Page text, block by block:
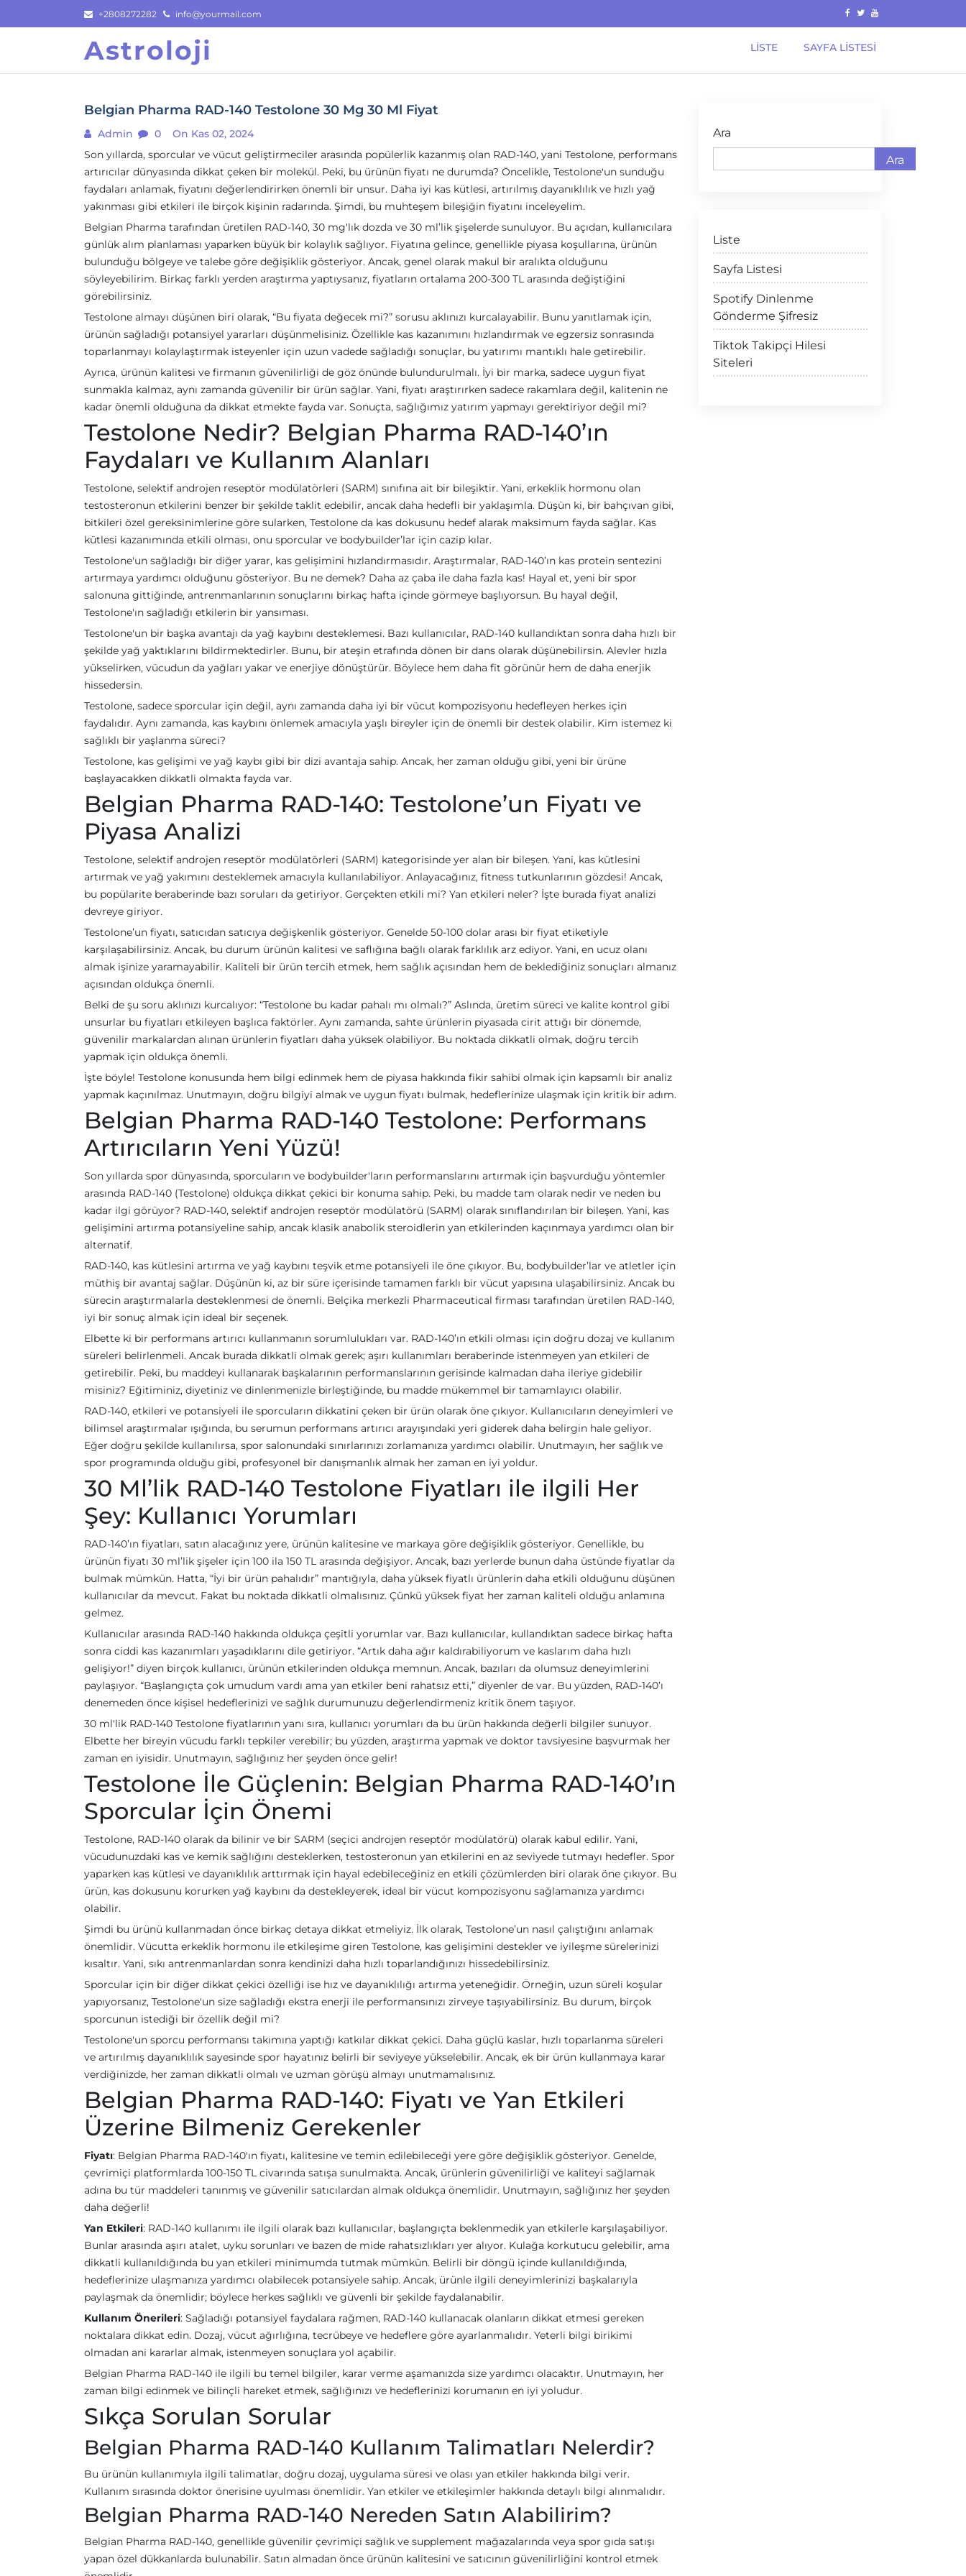
to
+2808272282 info@yourmail.com
Astroloji LISTE SAYFA LISTESI
Belgian Pharma RAD-140 Testolone 30 Mg 30 Ml Fiyat
Admin 0
On Kas 02, 2024
Son yıllarda, sporcular ve vücut geliştirmeciler arasında popülerlik kazanmış olan RAD-140, yani Testolone, performans
artırıcılar dünyasında dikkat çeken bir molekül. Peki, bu ürünün fiyatı ne durumda? Öncelikle, Testolone'un sunduğu
faydaları anlamak, fiyatını değerlendirirken önemli bir unsur. Daha iyi kas kütlesi, artırılmış dayanıklılık ve hızlı yağ
yakınması gibi etkileri ile birçok kişinin radarında. Şimdi, bu muhteşem bileşiğin fiyatını inceleyelim.
Belgian Pharma tarafından üretilen RAD-140, 30 mg'lık dozda ve 30 ml’lik şişelerde sunuluyor. Bu açıdan, kullanıcılara
günlük alım planlaması yaparken büyük bir kolaylık sağlıyor. Fiyatına gelince, genellikle piyasa koşullarına, ürünün
bulunduğu bölgeye ve talebe göre değişiklik gösteriyor. Ancak, genel olarak makul bir aralıkta olduğunu
söyleyebilirim. Birkaç farklı yerden araştırma yaptıysanız, fiyatların ortalama 200-300 TL arasında değiştiğini
görebilirsiniz.
Testolone almayı düşünen biri olarak, “Bu fiyata değecek mi?” sorusu aklınızı kurcalayabilir. Bunu yanıtlamak için,
ürünün sağladığı potansiyel yararları düşünmelisiniz. Özellikle kas kazanımını hızlandırmak ve egzersiz sonrasında
toparlanmayı kolaylaştırmak isteyenler için uzun vadede sağladığı sonuçlar, bu yatırımı mantıklı hale getirebilir.
Ayrıca, ürünün kalitesi ve firmanın güvenilirliği de göz önünde bulundurulmalı. İyi bir marka, sadece uygun fiyat
sunmakla kalmaz, aynı zamanda güvenilir bir ürün sağlar. Yani, fiyatı araştırırken sadece rakamlara değil, kalitenin ne
kadar önemli olduğuna da dikkat etmekte fayda var. Sonuçta, sağlığımız yatırım yapmayı gerektiriyor değil mi?
Testolone Nedir? Belgian Pharma RAD-140’ın
Faydaları ve Kullanım Alanları
Testolone, selektif androjen reseptör modülatörleri (SARM) sınıfına ait bir bileşiktir. Yani, erkeklik hormonu olan
testosteronun etkilerini benzer bir şekilde taklit edebilir, ancak daha hedefli bir yaklaşımla. Düşün ki, bir bahçıvan gibi,
bitkileri özel gereksinimlerine göre sularken, Testolone da kas dokusunu hedef alarak maksimum fayda sağlar. Kas
kütlesi kazanımında etkili olması, onu sporcular ve bodybuilder’lar için cazip kılar.
Testolone'un sağladığı bir diğer yarar, kas gelişimini hızlandırmasıdır. Araştırmalar, RAD-140’ın kas protein sentezini
artırmaya yardımcı olduğunu gösteriyor. Bu ne demek? Daha az çaba ile daha fazla kas! Hayal et, yeni bir spor
salonuna gittiğinde, antrenmanlarının sonuçlarını birkaç hafta içinde görmeye başlıyorsun. Bu hayal değil,
Testolone'ın sağladığı etkilerin bir yansıması.
Testolone'un bir başka avantajı da yağ kaybını desteklemesi. Bazı kullanıcılar, RAD-140 kullandıktan sonra daha hızlı bir
şekilde yağ yaktıklarını bildirmektedirler. Bunu, bir ateşin etrafında dönen bir dans olarak düşünebilirsin. Alevler hızla
yükselirken, vücudun da yağları yakar ve enerjiye dönüştürür. Böylece hem daha fit görünür hem de daha enerjik
hissedersin.
Testolone, sadece sporcular için değil, aynı zamanda daha iyi bir vücut kompozisyonu hedefleyen herkes için
faydalıdır. Aynı zamanda, kas kaybını önlemek amacıyla yaşlı bireyler için de önemli bir destek olabilir. Kim istemez ki
sağlıklı bir yaşlanma süreci?
Testolone, kas gelişimi ve yağ kaybı gibi bir dizi avantaja sahip. Ancak, her zaman olduğu gibi, yeni bir ürüne
başlayacakken dikkatli olmakta fayda var.
Belgian Pharma RAD-140: Testolone’un Fiyatı ve
Piyasa Analizi
Testolone, selektif androjen reseptör modülatörleri (SARM) kategorisinde yer alan bir bileşen. Yani, kas kütlesini
artırmak ve yağ yakımını desteklemek amacıyla kullanılabiliyor. Anlayacağınız, fitness tutkunlarının gözdesi! Ancak,
bu popülarite beraberinde bazı soruları da getiriyor. Gerçekten etkili mi? Yan etkileri neler? İşte burada fiyat analizi
devreye giriyor.
Testolone’un fiyatı, satıcıdan satıcıya değişkenlik gösteriyor. Genelde 50-100 dolar arası bir fiyat etiketiyle
karşılaşabilirsiniz. Ancak, bu durum ürünün kalitesi ve saflığına bağlı olarak farklılık arz ediyor. Yani, en ucuz olanı
almak işinize yaramayabilir. Kaliteli bir ürün tercih etmek, hem sağlık açısından hem de beklediğiniz sonuçları almanız
açısından oldukça önemli.
Belki de şu soru aklınızı kurcalıyor: “Testolone bu kadar pahalı mı olmalı?” Aslında, üretim süreci ve kalite kontrol gibi
unsurlar bu fiyatları etkileyen başlıca faktörler. Aynı zamanda, sahte ürünlerin piyasada cirit attığı bir dönemde,
güvenilir markalardan alınan ürünlerin fiyatları daha yüksek olabiliyor. Bu noktada dikkatli olmak, doğru tercih
yapmak için oldukça önemli.
İşte böyle! Testolone konusunda hem bilgi edinmek hem de piyasa hakkında fikir sahibi olmak için kapsamlı bir analiz
yapmak kaçınılmaz. Unutmayın, doğru bilgiyi almak ve uygun fiyatı bulmak, hedeflerinize ulaşmak için kritik bir adım.
Belgian Pharma RAD-140 Testolone: Performans
Artırıcıların Yeni Yüzü!
Son yıllarda spor dünyasında, sporcuların ve bodybuilder'ların performanslarını artırmak için başvurduğu yöntemler
arasında RAD-140 (Testolone) oldukça dikkat çekici bir konuma sahip. Peki, bu madde tam olarak nedir ve neden bu
kadar ilgi görüyor? RAD-140, selektif androjen reseptör modülatörü (SARM) olarak sınıflandırılan bir bileşen. Yani, kas
gelişimini artırma potansiyeline sahip, ancak klasik anabolik steroidlerin yan etkilerinden kaçınmaya yardımcı olan bir
alternatif.
RAD-140, kas kütlesini artırma ve yağ kaybını teşvik etme potansiyeli ile öne çıkıyor. Bu, bodybuilder’lar ve atletler için
müthiş bir avantaj sağlar. Düşünün ki, az bir süre içerisinde tamamen farklı bir vücut yapısına ulaşabilirsiniz. Ancak bu
sürecin araştırmalarla desteklenmesi de önemli. Belçika merkezli Pharmaceutical firması tarafından üretilen RAD-140,
iyi bir sonuç almak için ideal bir seçenek.
Elbette ki bir performans artırıcı kullanmanın sorumlulukları var. RAD-140’ın etkili olması için doğru dozaj ve kullanım
süreleri belirlenmeli. Ancak burada dikkatli olmak gerek; aşırı kullanımları beraberinde istenmeyen yan etkileri de
getirebilir. Peki, bu maddeyi kullanarak başkalarının performanslarının gerisinde kalmadan daha ileriye gidebilir
misiniz? Eğitiminiz, diyetiniz ve dinlenmenizle birleştiğinde, bu madde mükemmel bir tamamlayıcı olabilir.
RAD-140, etkileri ve potansiyeli ile sporcuların dikkatini çeken bir ürün olarak öne çıkıyor. Kullanıcıların deneyimleri ve
bilimsel araştırmalar ışığında, bu serumun performans artırıcı arayışındaki yeri giderek daha belirgin hale geliyor.
Eğer doğru şekilde kullanılırsa, spor salonundaki sınırlarınızı zorlamanıza yardımcı olabilir. Unutmayın, her sağlık ve
spor programında olduğu gibi, profesyonel bir danışmanlık almak her zaman en iyi yoldur.
30 Ml’lik RAD-140 Testolone Fiyatları ile ilgili Her
Şey: Kullanıcı Yorumları
RAD-140’ın fiyatları, satın alacağınız yere, ürünün kalitesine ve markaya göre değişiklik gösteriyor. Genellikle, bu
ürünün fiyatı 30 ml’lik şişeler için 100 ila 150 TL arasında değişiyor. Ancak, bazı yerlerde bunun daha üstünde fiyatlar da
bulmak mümkün. Hatta, “İyi bir ürün pahalıdır” mantığıyla, daha yüksek fiyatlı ürünlerin daha etkili olduğunu düşünen
kullanıcılar da mevcut. Fakat bu noktada dikkatli olmalısınız. Çünkü yüksek fiyat her zaman kaliteli olduğu anlamına
gelmez.
Kullanıcılar arasında RAD-140 hakkında oldukça çeşitli yorumlar var. Bazı kullanıcılar, kullandıktan sadece birkaç hafta
sonra ciddi kas kazanımları yaşadıklarını dile getiriyor. “Artık daha ağır kaldırabiliyorum ve kaslarım daha hızlı
gelişiyor!” diyen birçok kullanıcı, ürünün etkilerinden oldukça memnun. Ancak, bazıları da olumsuz deneyimlerini
paylaşıyor. “Başlangıçta çok umudum vardı ama yan etkiler beni rahatsız etti,” diyenler de var. Bu yüzden, RAD-140’ı
denemeden önce kişisel hedeflerinizi ve sağlık durumunuzu değerlendirmeniz kritik önem taşıyor.
30 ml'lik RAD-140 Testolone fiyatlarının yanı sıra, kullanıcı yorumları da bu ürün hakkında değerli bilgiler sunuyor.
Elbette her bireyin vücudu farklı tepkiler verebilir; bu yüzden, araştırma yapmak ve doktor tavsiyesine başvurmak her
zaman en iyisidir. Unutmayın, sağlığınız her şeyden önce gelir!
Testolone İle Güçlenin: Belgian Pharma RAD-140’ın
Sporcular İçin Önemi
Testolone, RAD-140 olarak da bilinir ve bir SARM (seçici androjen reseptör modülatörü) olarak kabul edilir. Yani,
vücudunuzdaki kas ve kemik sağlığını desteklerken, testosteronun yan etkilerini en az seviyede tutmayı hedefler. Spor
yaparken kas kütlesi ve dayanıklılık arttırmak için hayal edebileceğiniz en etkili çözümlerden biri olarak öne çıkıyor. Bu
ürün, kas dokusunu korurken yağ kaybını da destekleyerek, ideal bir vücut kompozisyonu sağlamanıza yardımcı
olabilir.
Şimdi bu ürünü kullanmadan önce birkaç detaya dikkat etmeliyiz. İlk olarak, Testolone’un nasıl çalıştığını anlamak
önemlidir. Vücutta erkeklik hormonu ile etkileşime giren Testolone, kas gelişimini destekler ve iyileşme sürelerinizi
kısaltır. Yani, sıkı antrenmanlardan sonra kendinizi daha hızlı toparlandığınızı hissedebilirsiniz.
Sporcular için bir diğer dikkat çekici özelliği ise hız ve dayanıklılığı artırma yeteneğidir. Örneğin, uzun süreli koşular
yapıyorsanız, Testolone'un size sağladığı ekstra enerji ile performansınızı zirveye taşıyabilirsiniz. Bu durum, birçok
sporcunun istediği bir özellik değil mi?
Testolone'un sporcu performansı takımına yaptığı katkılar dikkat çekici. Daha güçlü kaslar, hızlı toparlanma süreleri
ve artırılmış dayanıklılık sayesinde spor hayatınız belirli bir seviyeye yükselebilir. Ancak, ek bir ürün kullanmaya karar
verdiğinizde, her zaman dikkatli olmalı ve uzman görüşü almayı unutmamalısınız.
Belgian Pharma RAD-140: Fiyatı ve Yan Etkileri
Üzerine Bilmeniz Gerekenler
Fiyatı: Belgian Pharma RAD-140'ın fiyatı, kalitesine ve temin edilebileceği yere göre değişiklik gösteriyor. Genelde,
çevrimiçi platformlarda 100-150 TL civarında satışa sunulmakta. Ancak, ürünlerin güvenilirliği ve kaliteyi sağlamak
adına bu tür maddeleri tanınmış ve güvenilir satıcılardan almak oldukça önemlidir. Unutmayın, sağlığınız her şeyden
daha değerli!
Yan Etkileri: RAD-140 kullanımı ile ilgili olarak bazı kullanıcılar, başlangıçta beklenmedik yan etkilerle karşılaşabiliyor.
Bunlar arasında aşırı atalet, uyku sorunları ve bazen de mide rahatsızlıkları yer alıyor. Kulağa korkutucu gelebilir, ama
dikkatli kullanıldığında bu yan etkileri minimumda tutmak mümkün. Belirli bir döngü içinde kullanıldığında,
hedeflerinize ulaşmanıza yardımcı olabilecek potansiyele sahip. Ancak, ürünle ilgili deneyimlerinizi başkalarıyla
paylaşmak da önemlidir; böylece herkes sağlıklı ve güvenli bir şekilde faydalanabilir.
Kullanım Önerileri: Sağladığı potansiyel faydalara rağmen, RAD-140 kullanacak olanların dikkat etmesi gereken
noktalara dikkat edin. Dozaj, vücut ağırlığına, tecrübeye ve hedeflere göre ayarlanmalıdır. Yeterli bilgi birikimi
olmadan ani kararlar almak, istenmeyen sonuçlara yol açabilir.
Belgian Pharma RAD-140 ile ilgili bu temel bilgiler, karar verme aşamanızda size yardımcı olacaktır. Unutmayın, her
zaman bilgi edinmek ve bilinçli hareket etmek, sağlığınızı ve hedeflerinizi korumanın en iyi yoludur.
Sıkça Sorulan Sorular
Belgian Pharma RAD-140 Kullanım Talimatları Nelerdir?
Bu ürünün kullanımıyla ilgili talimatlar, doğru dozaj, uygulama süresi ve olası yan etkiler hakkında bilgi verir.
Kullanım sırasında doktor önerisine uyulması önemlidir. Yan etkiler ve etkileşimler hakkında detaylı bilgi alınmalıdır.
Belgian Pharma RAD-140 Nereden Satın Alabilirim?
Belgian Pharma RAD-140, genellikle güvenilir çevrimiçi sağlık ve supplement mağazalarında veya spor gıda satışı
yapan özel dükkanlarda bulunabilir. Satın almadan önce ürünün kalitesini ve satıcının güvenilirliğini kontrol etmek
Ara
Ara
Liste
Sayfa Listesi
Spotify Dinlenme
Gönderme Şifresiz
Tiktok Takipçi Hilesi
Siteleri